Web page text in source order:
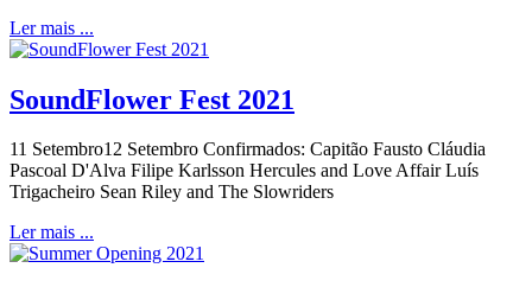
Ler mais ...
SoundFlower Fest 2021
11 Setembro12 Setembro Confirmados: Capitão Fausto Cláudia
Pascoal D'Alva Filipe Karlsson Hercules and Love Affair Luís
Trigacheiro Sean Riley and The Slowriders
Ler mais ...